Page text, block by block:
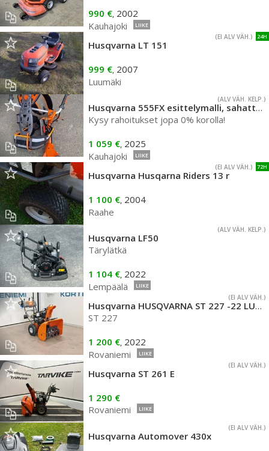
990 €, 2002
Kauhajoki
LIIKE
24H
(EI ALV VÄH.)
Husqvarna LT 151
999 €, 2007
Luumäki
(ALV VÄH. KELP.)
Husqvarna 555FX esittelymalli, sahattu vain 2 h
Kysy rahoitukset jopa 0% korolla!
1 059 €, 2025
Kauhajoki
LIIKE
72H
(EI ALV VÄH.)
Husqvarna Husqarna Riders 13 r
1 100 €, 2004
Raahe
(ALV VÄH. KELP.)
Husqvarna LF50
Tärylätkä
1 104 €, 2022
Lempäälä
LIIKE
(EI ALV VÄH.)
Husqvarna HUSQVARNA ST 227 -22 LUMILINKO
ST 227
1 200 €, 2022
Rovaniemi
LIIKE
(EI ALV VÄH.)
Husqvarna ST 261 E
1 290 €
Rovaniemi
LIIKE
(EI ALV VÄH.)
Husqvarna Automover 430x